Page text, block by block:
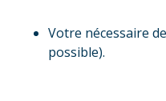
Votre nécessaire
possible).